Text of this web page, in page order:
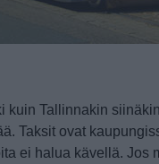
kuin Tallinnakin
Taksit ovat
ei halua kävellä.